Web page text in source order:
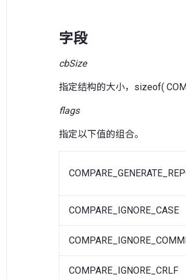
字段
cbSize
指定结构的大小，sizeof(
flags
指定以下值的组合。
COMPARE_IGNORE_CASE
COMPARE_IGNORE_CRLF